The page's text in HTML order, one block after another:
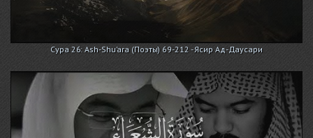
Сура 26: Ash-Shu'ara (Поэты) 69-212 - Ясир Ад-Даусари